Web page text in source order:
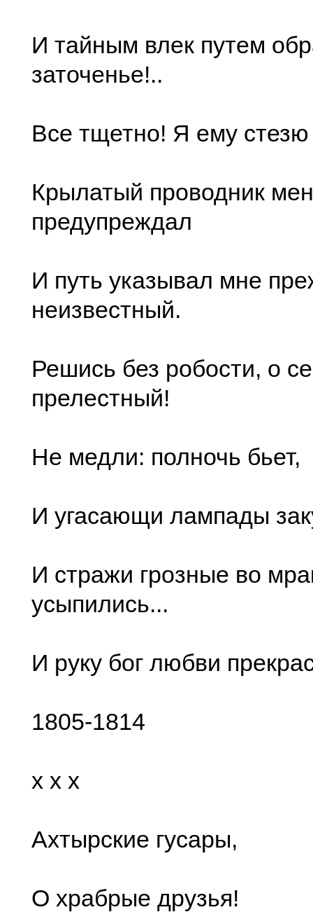
И тайным влек путем
заточенье!..
Все тщетно! Я ему стезю
Крылатый проводник
предупреждал
И путь указывал мне
неизвестный.
Решись без робости, о
прелестный!
Не медли: полночь бьет,
И угасающи лампады
И стражи грозные во
усыпились...
И руку бог любви
1805-1814
x x x
Ахтырские гусары,
О храбрые друзья!